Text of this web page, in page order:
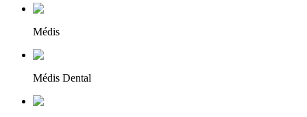
Médis
Médis Dental